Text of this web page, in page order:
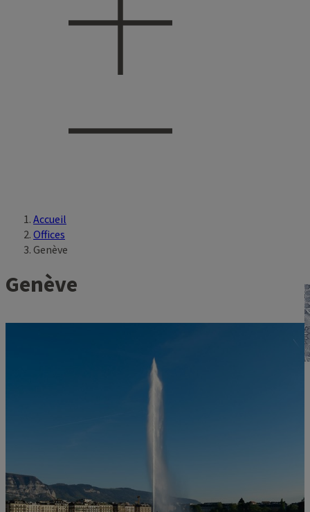
Vous êtes ici
Accueil
Offices
Genève
Genève